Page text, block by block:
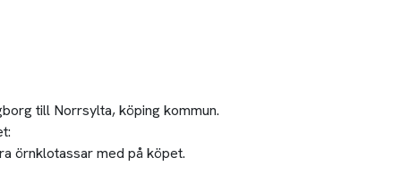
till Norrsylta, köping kommun.
örnklotassar med på köpet.